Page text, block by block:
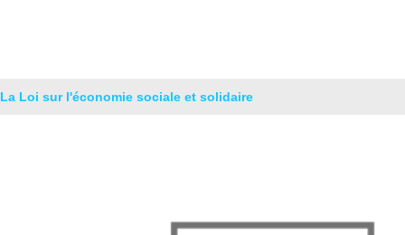
La Loi sur l'économie sociale et solidaire